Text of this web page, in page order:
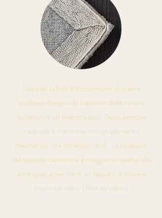
I tappeti tuftati ti consentono di creare
qualsiasi disegno da ciascuna delle nostre
collezioni a un prezzo basso. Sono sempre
realizzati a mano ma con un elemento
meccanico che intreccia i nodi. Lo spessore
del tappeto capitonné è maggiore rispetto alle
altre qualità per via di un tessuto di cotone
posto sul retro. (foto sul retro)